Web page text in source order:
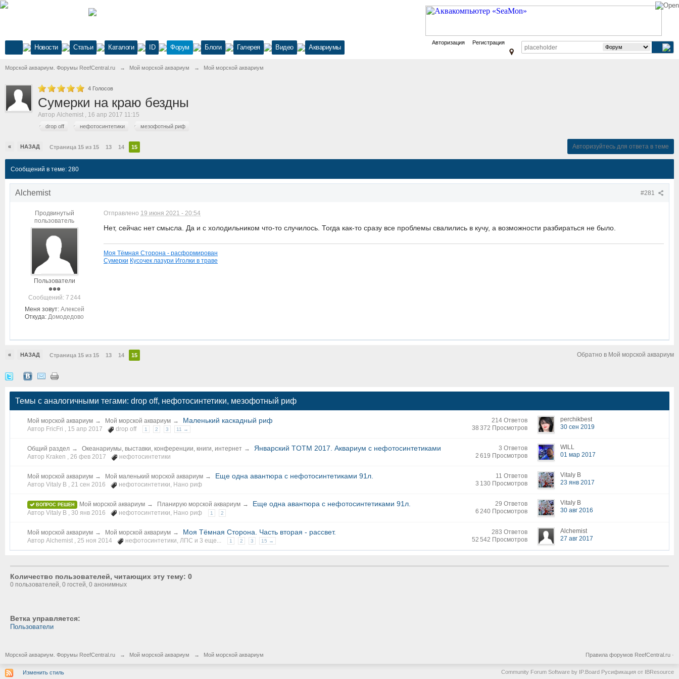
Новости Статьи Каталоги ID Форум Блоги Галерея Видео Аквариумы
Авторизация Регистрация
Морской аквариум. Форумы ReefCentral.ru → Мой морской аквариум → Мой морской аквариум
4 Голосов
Сумерки на краю бездны
Автор Alchemist , 16 апр 2017 11:15
drop off нефотосинтетики мезофотный риф
« НАЗАД Страница 15 из 15 13 14 15 Авторизуйтесь для ответа в теме
Сообщений в теме: 280
#281
Alchemist
Продвинутый
пользователь
Пользователи
Cообщений: 7 244
Меня зовут: Алексей
Откуда: Домодедово
Отправлено 19 июня 2021 - 20:54
Нет, сейчас нет смысла. Да и с холодильником что-то случилось. Тогда как-то сразу все проблемы свалились в кучу, а возможности разбираться не было.
Моя Тёмная Сторона - расформирован
Сумерки Кусочек лазури Иголки в траве
« НАЗАД Страница 15 из 15 13 14 15 Обратно в Мой морской аквариум
Темы с аналогичными тегами: drop off, нефотосинтетики, мезофотный риф
Мой морской аквариум → Мой морской аквариум → Маленький каскадный риф
Автор FricFri , 15 апр 2017 drop off 1 2 3 11 →
214 Ответов
38 372 Просмотров
perchikbest
30 сен 2019
Общий раздел → Океанариумы, выставки, конференции, книги, интернет → Январский TOTM 2017. Аквариум с нефотосинтетиками
Автор Kraken , 26 фев 2017 нефотосинтетики
3 Ответов
2 619 Просмотров
WILL
01 мар 2017
Мой морской аквариум → Мой маленький морской аквариум → Еще одна авантюра с нефотосинтетиками 91л.
Автор Vitaly B , 21 сен 2016 нефотосинтетики, Нано риф
11 Ответов
3 130 Просмотров
Vitaly B
23 янв 2017
ВОПРОС РЕШЕН Мой морской аквариум → Планирую морской аквариум → Еще одна авантюра с нефотосинтетиками 91л.
Автор Vitaly B , 30 янв 2016 нефотосинтетики Нано риф 1 2
29 Ответов
6 240 Просмотров
Vitaly B
30 авг 2016
Мой морской аквариум → Мой морской аквариум → Моя Тёмная Сторона. Часть вторая - рассвет.
Автор Alchemist , 25 ноя 2014 нефотосинтетики, ЛПС и 3 еще... 1 2 3 15 →
283 Ответов
52 542 Просмотров
Alchemist
27 авг 2017
Количество пользователей, читающих эту тему: 0
0 пользователей, 0 гостей, 0 анонимных
Ветка управляется:
Пользователи
Морской аквариум. Форумы ReefCentral.ru → Мой морской аквариум → Мой морской аквариум Правила форумов ReefCentral.ru ·
Изменить стиль Community Forum Software by IP.Board Русификация от IBResource